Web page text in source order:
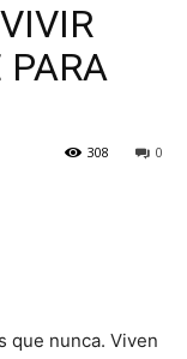
PARA
0
308
que nunca. Viven